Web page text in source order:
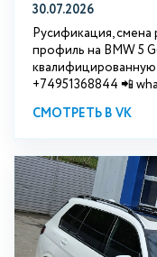
30.07.2026
Русификация, смена
профиль на BMW 5
+74951368844 📲
СМОТРЕТЬ В VK